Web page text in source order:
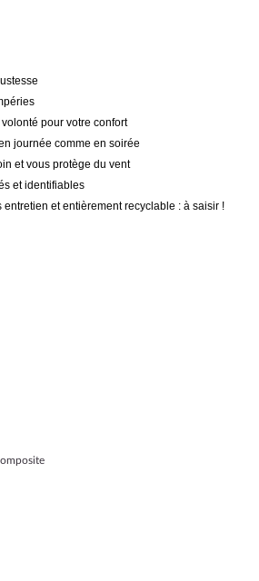
pour votre confort
journée comme en soirée
et vous protège du vent
et identifiables
et entièrement recyclable : à saisir !